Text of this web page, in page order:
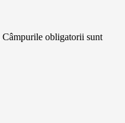
Câmpurile obligatorii sunt